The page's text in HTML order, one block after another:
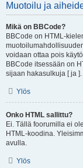
Muotoilu ja
Mikä on BBCode?
BBCode on HTML-
voidaan ottaa pois
BBCode itsessään on
sijaan hakasulkuja [ ja
Ylös
Onko HTML sallittu?
Ei. Tällä foorumilla ei
HTML-koodina.
avulla.
Ylös